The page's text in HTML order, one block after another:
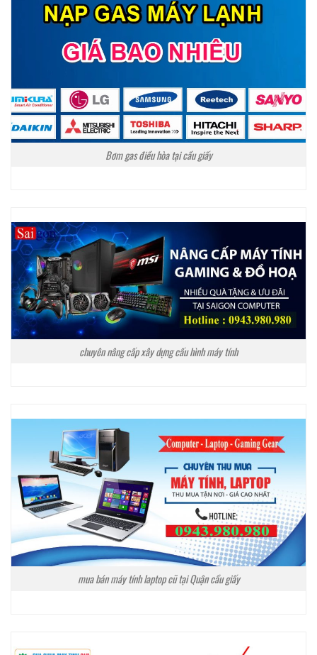
Bơm gas điều hòa tại cầu giấy
chuyên nâng cấp xây dựng cấu hình máy tính
mua bán máy tính laptop cũ tại Quận cầu giấy